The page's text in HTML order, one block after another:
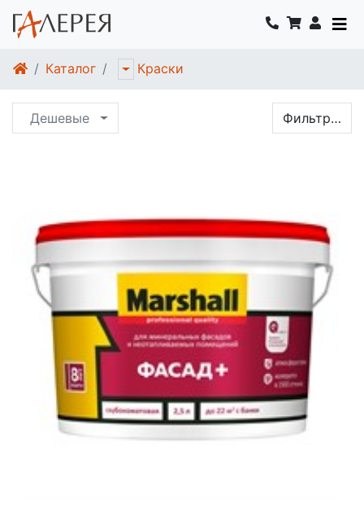
Каталог Краски
Дешевые Фильтр…